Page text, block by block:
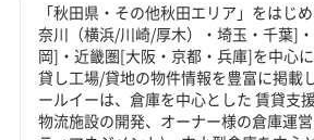
「秋田県・その他秋田エリア」をはじ
奈川（横浜/川崎/厚木）・埼玉・千葉]
岡]・近畿圏[大阪・京都・兵庫]を中心
貸し工場/貸地の物件情報を豊富に掲載
ールイーは、倉庫を中心とした 賃貸支
物流施設の開発、オーナー様の倉庫運